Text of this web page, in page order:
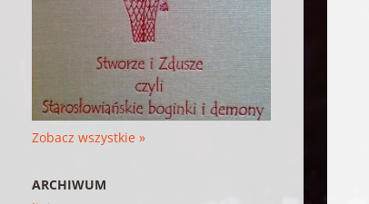
Zobacz wszystkie »
ARCHIWUM